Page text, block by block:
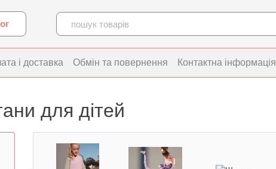
і доставка Обмін та повернення Контактна інформація
для дітей